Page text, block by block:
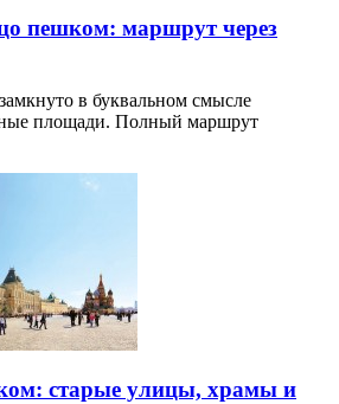
пешком: маршрут через
в буквальном смысле
площади. Полный маршрут
старые улицы, храмы и